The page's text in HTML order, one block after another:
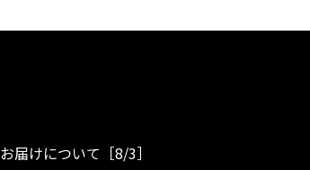
届けについて［8/3］